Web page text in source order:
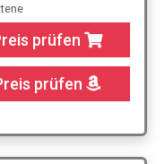
prüfen
prüfen